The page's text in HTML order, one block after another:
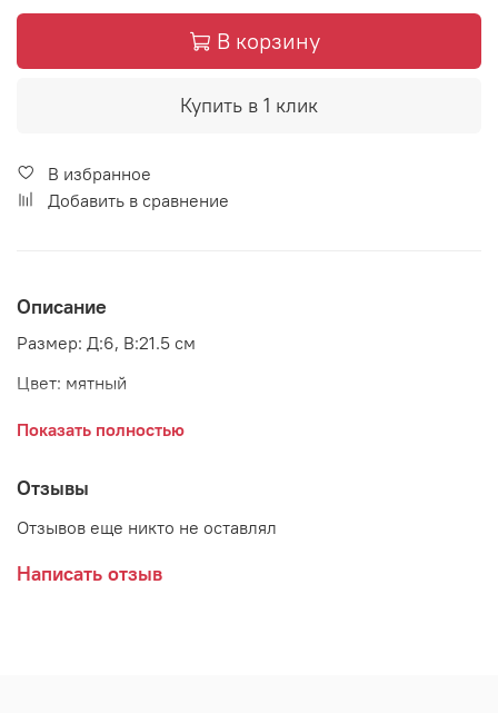
В корзину
Купить в 1 клик
В избранное
Добавить в сравнение
Описание
Размер: Д:6, В:21.5 см
Цвет: мятный
Материал: дерево
Показать полностью
Отзывы
Отзывов еще никто не оставлял
Написать отзыв